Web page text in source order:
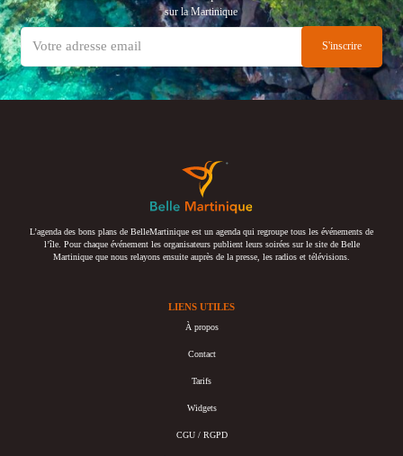
sur la Martinique
L’agenda des bons plans de BelleMartinique est un agenda qui regroupe tous les événements de
l’île. Pour chaque événement les organisateurs publient leurs soirées sur le site de Belle
Martinique que nous relayons ensuite auprès de la presse, les radios et télévisions.
LIENS UTILES
À propos
Contact
Tarifs
Widgets
CGU / RGPD